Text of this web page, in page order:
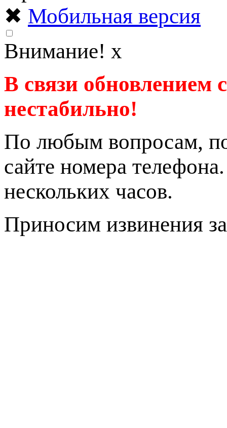
✖ Мобильная версия
Внимание! x
В связи обновлением
нестабильно!
По любым вопросам,
сайте номера
нескольких часов.
Приносим извинения